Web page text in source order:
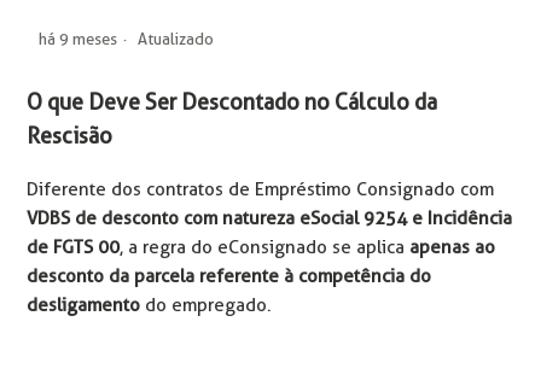
há 9 meses Atualizado
O que Deve Ser Descontado no Cálculo da
Rescisão
Diferente dos contratos de Empréstimo Consignado com
VDBS de desconto com natureza eSocial 9254 e Incidência
de FGTS 00, a regra do eConsignado se aplica apenas ao
desconto da parcela referente à competência do
desligamento do empregado.